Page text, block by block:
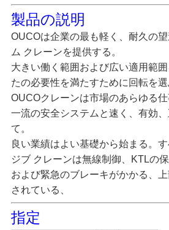
品
質
管
理
ニ
ュ
ー
ス
製品の説明
OUCOは企業の最も軽く、耐久の
ム クレーンを提供する。
大きい働く範囲および広い適用範
たの必要性を満たすために回転を選
OUCOクレーンは市場のあらゆる
一流の安全システムと速く、有効
て。
良い業績はよい基礎から始まる。
ジブ クレーンは無線制御、KTLの
および緊急のブレーキがかかる、
されている、
指定